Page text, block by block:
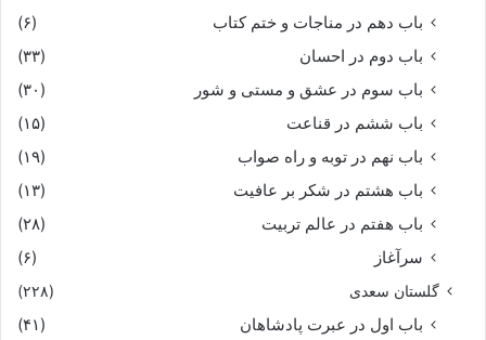
باب دهم در مناجات و ختم کتاب
(۶)
باب دوم در احسان
(۳۳)
باب سوم در عشق و مستی و شور
(۳۰)
باب ششم در قناعت
(۱۵)
باب نهم در توبه و راه صواب
(۱۹)
باب هشتم در شکر بر عافیت
(۱۳)
باب هفتم در عالم تربیت
(۲۸)
سرآغاز
(۶)
گلستان سعدی (۲۲۸)
باب اول در عبرت پادشاهان
(۴۱)